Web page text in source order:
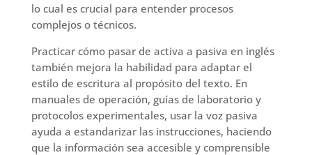
lo cual es crucial para entender procesos
complejos o técnicos.
Practicar cómo pasar de activa a pasiva en inglés
también mejora la habilidad para adaptar el
estilo de escritura al propósito del texto. En
manuales de operación, guías de laboratorio y
protocolos experimentales, usar la voz pasiva
ayuda a estandarizar las instrucciones, haciendo
que la información sea accesible y comprensible